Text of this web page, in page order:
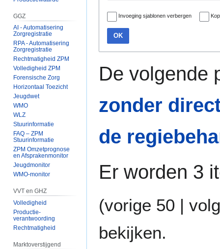
Invoeging sjablonen verbergen
OK
De volgende
zonder
de
Er worden 3
(vorige 50 |
bekijken.
GGZ
AI - Automatisering
Zorgregistratie
RPA - Automatisering
Zorgregistratie
Rechtmatigheid ZPM
Volledigheid ZPM
Forensische Zorg
Horizontaal Toezicht
Jeugdwet
WMO
WLZ
Stuurinformatie
FAQ – ZPM
Stuurinformatie
ZPM Omzetprognose
en Afsprakenmonitor
Jeugdmonitor
WMO-monitor
VVT en GHZ
Volledigheid
Productie-
verantwoording
Rechtmatigheid
Marktoverstijgend